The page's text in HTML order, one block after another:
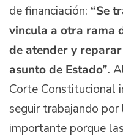
de financiación: “Se
vincula a otra rama
de atender y
asunto de Estado”.
Corte Constitucional
seguir trabajando por
importante porque